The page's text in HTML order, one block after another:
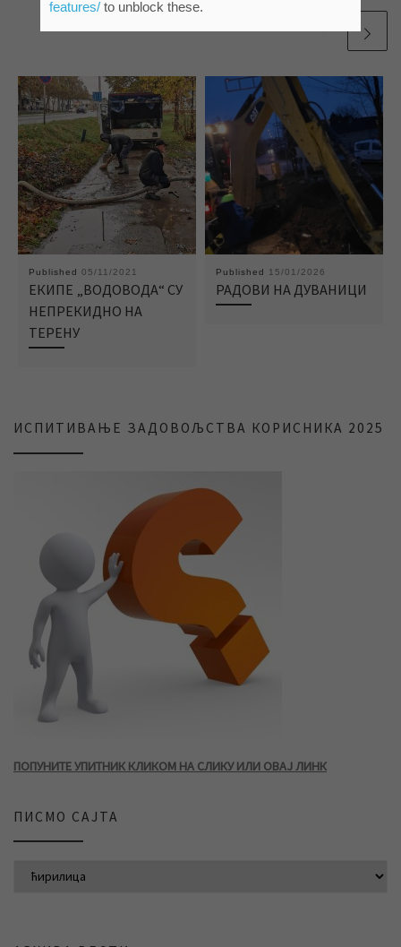
Published 05/11/2021
ЕКИПЕ „ВОДОВОДА“ СУ
НЕПРЕКИДНО НА
ТЕРЕНУ
Published 15/01/2026
РАДОВИ НА ДУВАНИЦИ
ИСПИТИВАЊЕ ЗАДОВОЉСТВА КОРИСНИКА 2025
ПОПУНИТЕ УПИТНИК КЛИКОМ НА СЛИКУ ИЛИ ОВАЈ ЛИНК
ПИСМО САЈТА
features/to unblock these.